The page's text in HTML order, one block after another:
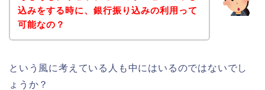
込みをする時に、銀行振り込みの利用って
可能なの？
という風に考えている人も中にはいるのではないでし
ょうか？